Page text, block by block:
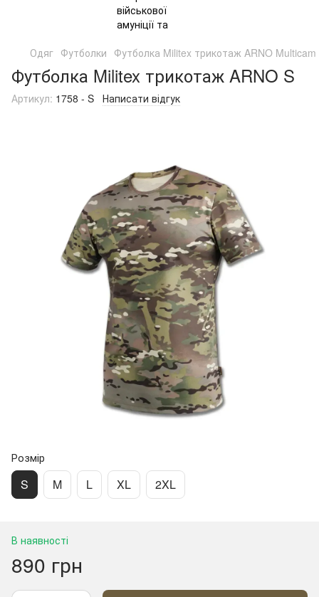
Одяг Футболки Футболка Militex трикотаж ARNO Multicam
Футболка Militex трикотаж ARNO S
Артикул: 1758 - S Написати відгук
Розмір
S M L XL 2XL
В наявності
890 грн